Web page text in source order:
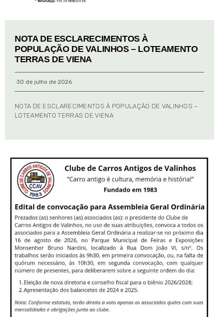
NOTA DE ESCLARECIMENTOS À
POPULAÇÃO DE VALINHOS – LOTEAMENTO
TERRAS DE VIENA
30 de julho de 2026
NOTA DE ESCLARECIMENTOS À POPULAÇÃO DE VALINHOS –
LOTEAMENTO TERRAS DE VIENA